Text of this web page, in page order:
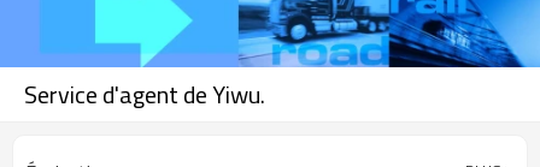
Service d'agent de Yiwu.